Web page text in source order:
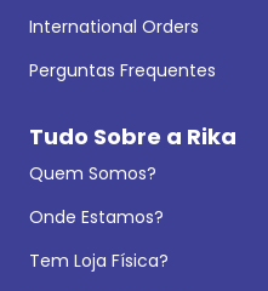
International Orders
Perguntas Frequentes
Tudo Sobre a Rika
Quem Somos?
Onde Estamos?
Tem Loja Física?